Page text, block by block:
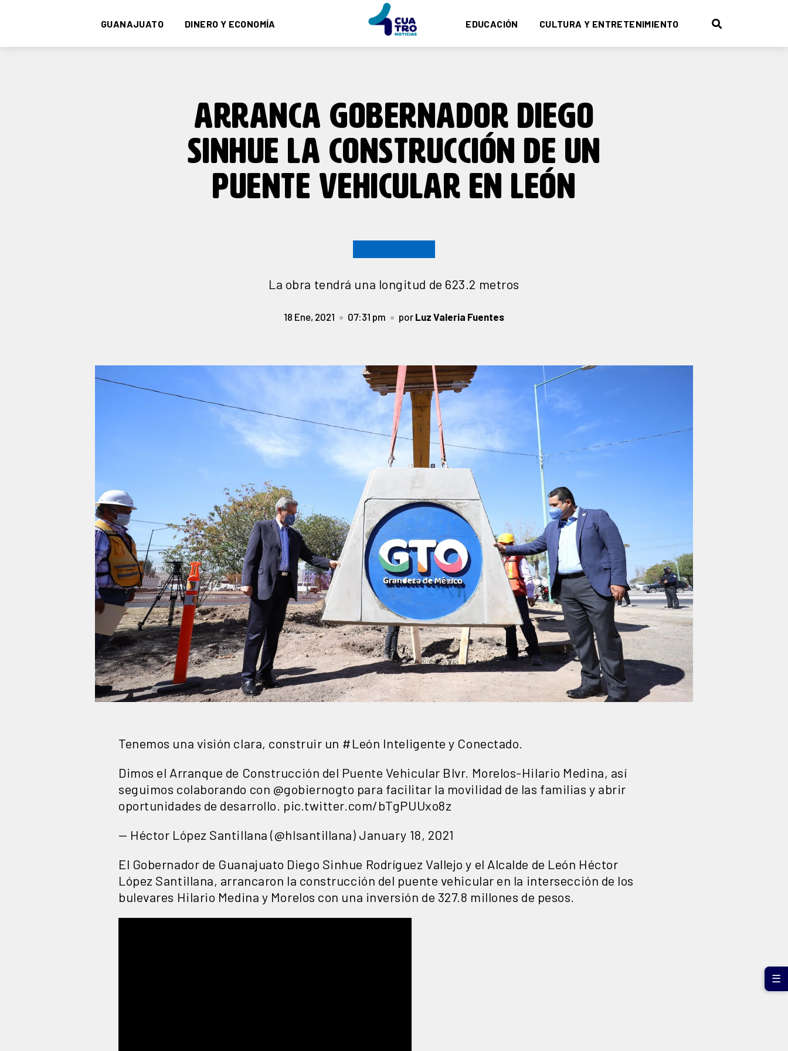
GUANAJUATO DINERO Y ECONOMÍA EDUCACIÓN CULTURA Y ENTRETENIMIENTO
ARRANCA GOBERNADOR DIEGO
SINHUE LA CONSTRUCCIÓN DE UN
PUENTE VEHICULAR EN LEÓN
La obra tendrá una longitud de 623.2 metros
18 Ene, 2021 07:31 pm por Luz Valeria Fuentes
Tenemos una visión clara, construir un #León Inteligente y Conectado.
Dimos el Arranque de Construcción del Puente Vehicular Blvr. Morelos-Hilario Medina, así
seguimos colaborando con @gobiernogto para facilitar la movilidad de las familias y abrir
oportunidades de desarrollo. pic.twitter.com/bTgPUUxo8z
— Héctor López Santillana (@hlsantillana) January 18, 2021
El Gobernador de Guanajuato Diego Sinhue Rodríguez Vallejo y el Alcalde de León Héctor
López Santillana, arrancaron la construcción del puente vehicular en la intersección de los
bulevares Hilario Medina y Morelos con una inversión de 327.8 millones de pesos.
☰